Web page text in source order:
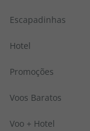
Escapadinhas
Hotel
Promoções
Voos Baratos
Voo + Hotel